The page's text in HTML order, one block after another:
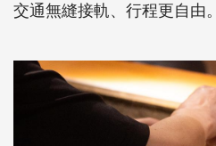
交通無縫接軌、行程更自由。